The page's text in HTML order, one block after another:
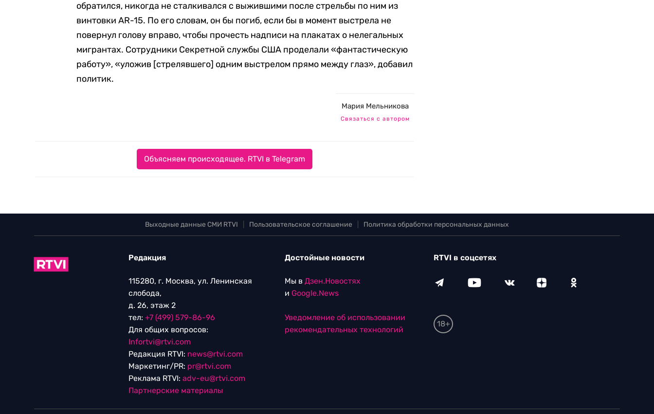
обратился, никогда не сталкивался с выжившими поcле стрельбы по ним из
винтoвки AR-15. По его словам, он бы погиб, если бы в момент выстрела не
повернул голову вправо, чтобы прочесть надписи на плакатах о нелегальных
мигрантах. Сотрудники Секретной службы США проделали «фантастическую
работу», «уложив [стрелявшего] одним выстрелом прямо между глаз», добавил
политик.
Мария Мельникова
Связаться с автором
Объясняем происходящее. RTVI в Telegram
Выходные данные СМИ RTVI Пользовательское соглашение Политика обработки персональных данных
Редакция
115280, г. Москва, ул. Ленинская
слобода,
д. 26, этаж 2
тел: +7 (499) 579-86-96
Для общих вопросов:
Infortvi@rtvi.com
Редакция RTVI: news@rtvi.com
Маркетинг/PR: pr@rtvi.com
Реклама RTVI: adv-eu@rtvi.com
Партнерские материалы
Достойные новости
Мы в Дзен.Новостях
и Google.News
Уведомление об использовании
рекомендательных технологий
RTVI в соцсетях
18+